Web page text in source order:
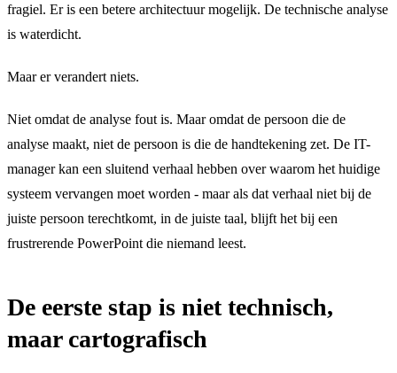
fragiel. Er is een betere architectuur mogelijk. De technische analyse
is waterdicht.
Maar er verandert niets.
Niet omdat de analyse fout is. Maar omdat de persoon die de
analyse maakt, niet de persoon is die de handtekening zet. De IT-
manager kan een sluitend verhaal hebben over waarom het huidige
systeem vervangen moet worden - maar als dat verhaal niet bij de
juiste persoon terechtkomt, in de juiste taal, blijft het bij een
frustrerende PowerPoint die niemand leest.
De eerste stap is niet technisch,
maar cartografisch